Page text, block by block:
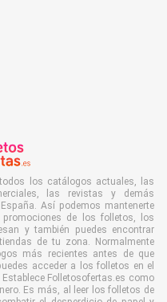
los catálogos actuales, las
las revistas y demás
Así podemos mantenerte
de los folletos, los
y también puedes encontrar
de tu zona. Normalmente
más recientes antes de que
acceder a los folletos en el
Folletosofertas.es como
Es más, al leer los folletos de